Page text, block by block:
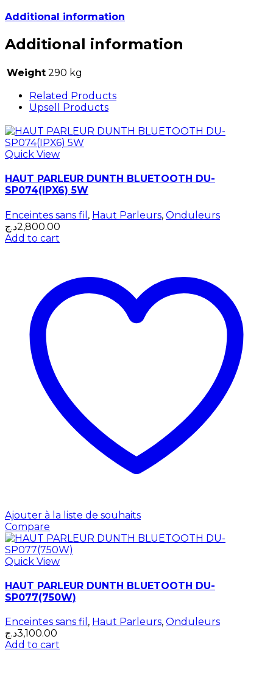
Additional information
Additional information
Weight 290 kg
Related Products
Upsell Products
Quick View
HAUT PARLEUR DUNTH BLUETOOTH DU-
SP074(IPX6) 5W
Enceintes sans fil , Haut Parleurs, Onduleurs
2,800.00د.ج
Add to cart
Ajouter à la liste de souhaits
Compare
Quick View
HAUT PARLEUR DUNTH BLUETOOTH DU-
SP077(750W)
Enceintes sans fil , Haut Parleurs, Onduleurs
3,100.00د.ج
Add to cart